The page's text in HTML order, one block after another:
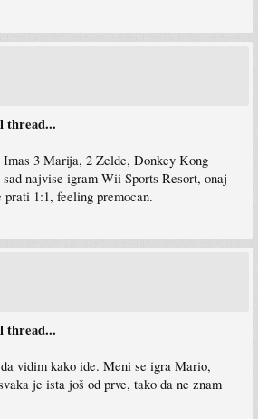
thread...
3 Marija, 2 Zelde, Donkey Kong
najvise igram Wii Sports Resort, onaj
1:1, feeling premocan.
thread...
vidim kako ide. Meni se igra Mario,
je ista još od prve, tako da ne znam